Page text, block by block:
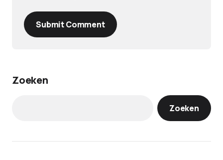
Submit Comment
Zoeken
Zoeken